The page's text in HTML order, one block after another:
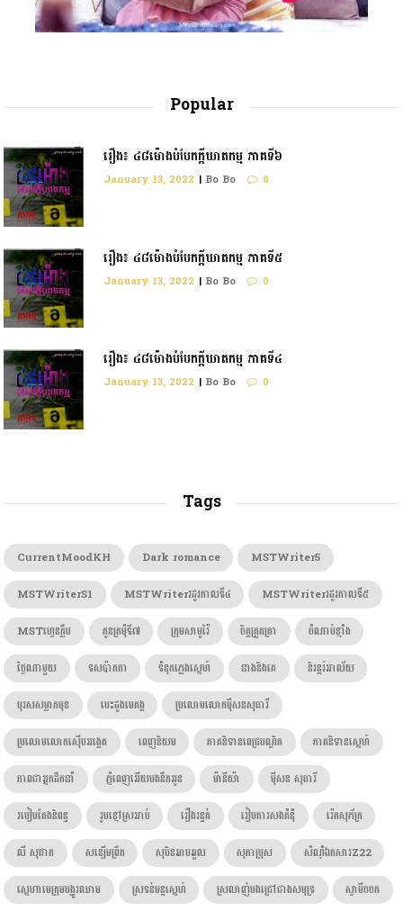
Popular
រឿង៖ ៤៨ម៉ោងបំបែកក្តីឃាតកម្ម ភាគទី៦
January 13, 2022 | Bo Bo 0
រឿង៖ ៤៨ម៉ោងបំបែកក្ដីឃាតកម្ម ភាគទី៥
January 13, 2022 | Bo Bo 0
រឿង៖ ៤៨ម៉ោងបំបែកក្តីឃាតកម្ម ភាគទី៤
January 13, 2022 | Bo Bo 0
Tags
CurrentMoodKH Dark romance
MSTWriter5
MSTWriterS1
MSTWriterរដូវកាលទី៤
MSTWriterរដូវកាលទី៥
MSTហ្វេនក្លឹប
កូនក្រមុំទី៧ ក្រុមសាមូរ៉ៃ ចិត្តត្រួតត្រា
ចំណាប់ខ្មាំង
ថ្ងៃណាមួយ
ទសប៉ាកកា ទំនុកភ្លេងស្នេហ៍ នាងនិងគេ
និរន្តរ៍អាល័យ
បុរសសម្លាកមុខ
បេះដូងមេគង្គ
ប្រលោមលោកម៉ីសនសុធារី
ប្រលោមលោកស៊ើបអង្កេត
ពេញនិយម ភាគនិទានពេជ្របណ្ឌិត
ភាគនិទានស្នេហ៍
ភាពជាអ្នកដឹកនាំ
ភ្នំពេញអើយបងនឹកអូន ម៉ានីយ៉ា
ម៉ីសន សុធារី
របៀបតែងនិពន្ធ
រូបខ្មៅស្រអាប់ រឿងរន្ធត់ រៀបការសងគំនុំ
រ៉េតសុភ័ក្រ
លី សុផាត
សន្សើមព្រឹក សុបិនឆាបឆួល សុភាប្រុស
សំណុំឯកសារZ22
ស្នេហាមេក្រុមបង្ហូរឈាម
ស្រទន់មន្តស្នេហ៍ ស្រលាញ់បងជ្រៅជាងសមុទ្រ ស្វាមីចចក